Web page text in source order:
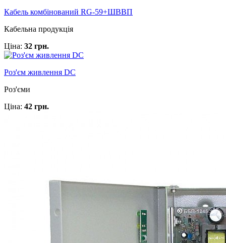
Кабель комбінований RG-59+ШВВП
Кабельна продукція
Ціна: 32 грн.
Роз'єм живлення DC
Роз'єми
Ціна: 42 грн.